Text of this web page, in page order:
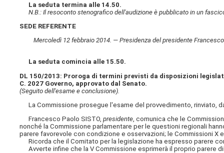
La seduta termina alle 14.50.
N.B.: Il resoconto stenografico dell'audizione è pubblicato in un
SEDE REFERENTE
Mercoledì 12 febbraio 2014. — Presidenza del presidente
La seduta comincia alle 15.50.
DL 150/2013: Proroga di termini previsti da disposizioni
C. 2027 Governo, approvato dal Senato.
(Seguito dell'esame e conclusione).
La Commissione prosegue l'esame del provvedimento, rinviato,
Francesco Paolo SISTO,presidente , comunica che le
nonché la Commissione parlamentare per le questioni regionali
parere favorevole con condizione e osservazioni; le Commissioni X
Ricorda che il Comitato per la legislazione ha espresso parere
Avverte infine che la V Commissione esprimerà il proprio parere